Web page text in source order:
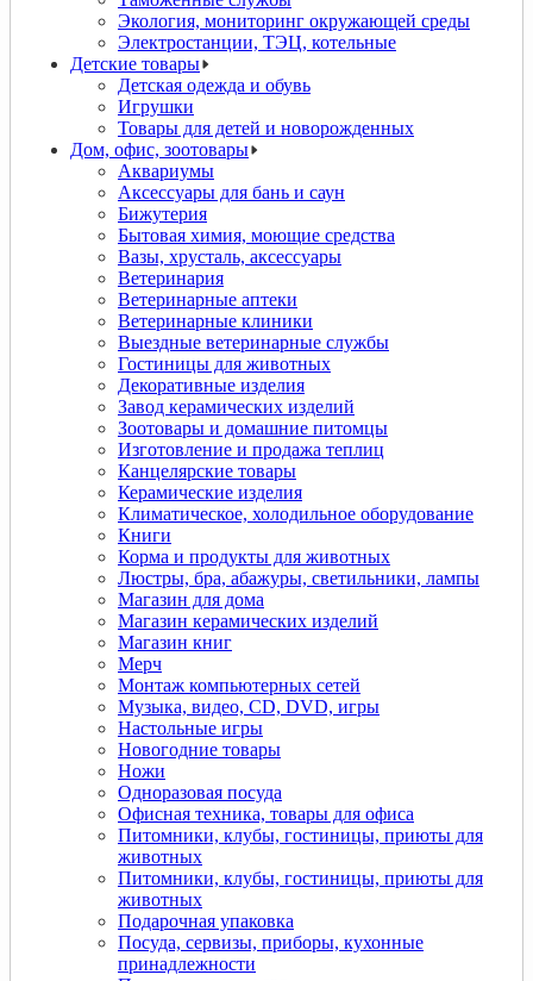
Экология, мониторинг окружающей среды
Электростанции, ТЭЦ, котельные
Детские товары
Детская одежда и обувь
Игрушки
Товары для детей и новорожденных
Дом, офис, зоотовары
Аквариумы
Аксессуары для бань и саун
Бижутерия
Бытовая химия, моющие средства
Вазы, хрусталь, аксессуары
Ветеринария
Ветеринарные аптеки
Ветеринарные клиники
Выездные ветеринарные службы
Гостиницы для животных
Декоративные изделия
Завод керамических изделий
Зоотовары и домашние питомцы
Изготовление и продажа теплиц
Канцелярские товары
Керамические изделия
Климатическое, холодильное оборудование
Книги
Корма и продукты для животных
Люстры, бра, абажуры, светильники, лампы
Магазин для дома
Магазин керамических изделий
Магазин книг
Мерч
Монтаж компьютерных сетей
Музыка, видео, CD, DVD, игры
Настольные игры
Новогодние товары
Ножи
Одноразовая посуда
Офисная техника, товары для офиса
Питомники, клубы, гостиницы, приюты для
животных
Питомники, клубы, гостиницы, приюты для
животных
Подарочная упаковка
Посуда, сервизы, приборы, кухонные
принадлежности